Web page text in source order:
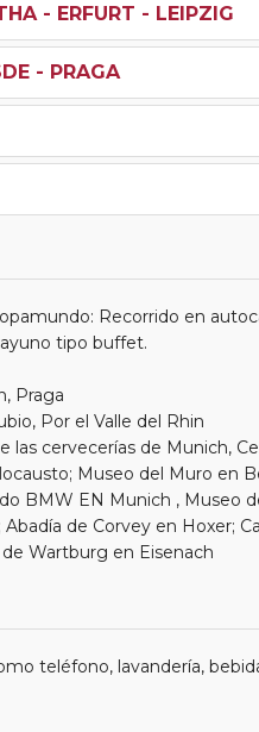
- ERFURT - LEIPZIG
- PRAGA
Recorrido en
tipo buffet.
Praga
Por el Valle del Rhin
las cervecerías de Munich,
Museo del Muro en
BMW EN Munich , Museo
de Corvey en Hoxer;
Wartburg en Eisenach
teléfono, lavandería,